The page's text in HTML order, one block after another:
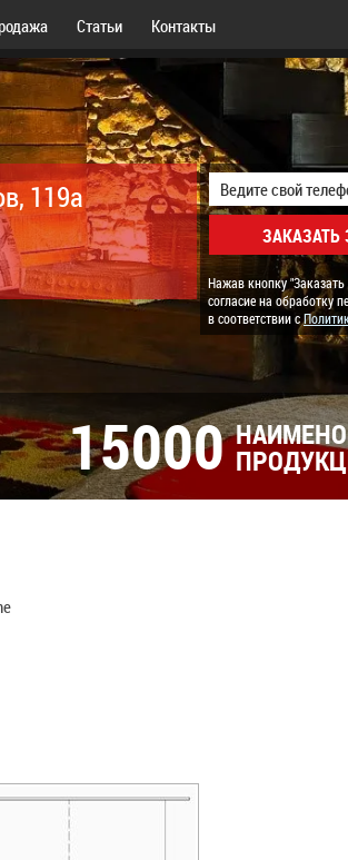
Статьи Контакты
119а
Нажав кнопку
согласие на обработку
в соответствии с
15000